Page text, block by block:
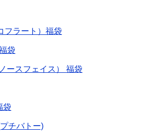
フラート）福袋
袋
ースフェイス） 福袋
袋
チバトー)